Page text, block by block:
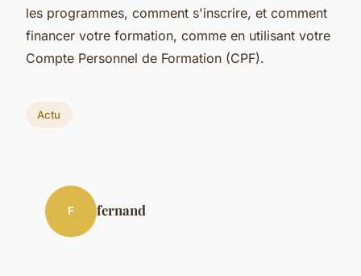
les programmes, comment s'inscrire, et comment
financer votre formation, comme en utilisant votre
Compte Personnel de Formation (CPF).
Actu
F fernand